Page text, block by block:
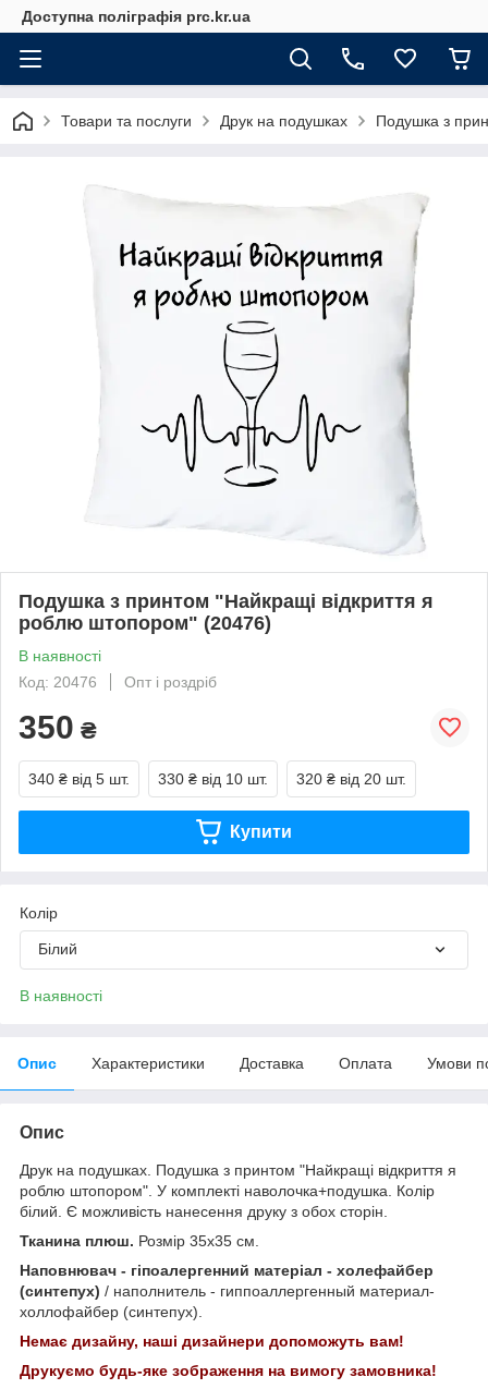
Доступна поліграфія prc.kr.ua
Товари та послуги Друк на подушках Подушка з
Подушка з принтом "Найкращі відкриття я
роблю штопором" (20476)
В наявності
Код: 20476
Опт і роздріб
350 ₴
340 ₴ від 5 шт. 330 ₴ від 10 шт. 320 ₴ від 20 шт.
Купити
Колір
Білий
В наявності
Опис Характеристики Доставка Оплата Умови
Опис
Друк на подушках. Подушка з принтом "Найкращі відкриття я
роблю штопором". У комплекті наволочка+подушка. Колір
білий. Є можливість нанесення друку з обох сторін.
Тканина плюш. Розмір 35х35 см.
Наповнювач - гіпоалергенний матеріал - холефайбер
(синтепух) / наполнитель - гиппоаллергенный материал-
холлофайбер (синтепух).
Немає дизайну, наші дизайнери допоможуть вам!
Друкуємо будь-яке зображення на вимогу замовника!